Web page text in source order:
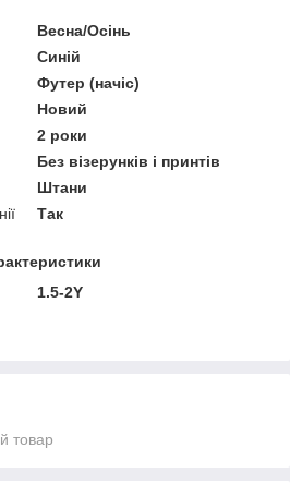
Весна/Осінь
Синій
Футер (начіс)
Новий
2 роки
Без візерунків і принтів
Штани
Так
1.5-2Y
товар